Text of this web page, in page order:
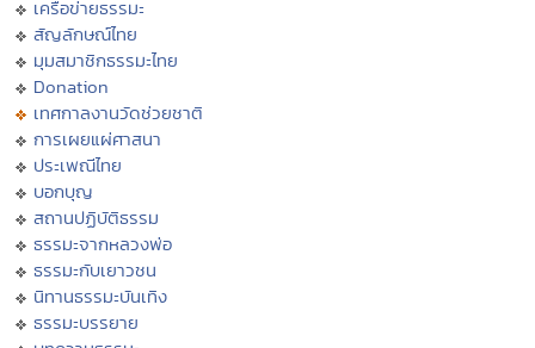
เครือข่ายธรรมะ
สัญลักษณ์ไทย
มุมสมาชิกธรรมะไทย
Donation
เทศกาลงานวัดช่วยชาติ
การเผยแผ่ศาสนา
ประเพณีไทย
บอกบุญ
สถานปฏิบัติธรรม
ธรรมะจากหลวงพ่อ
ธรรมะกับเยาวชน
นิทานธรรมะบันเทิง
ธรรมะบรรยาย